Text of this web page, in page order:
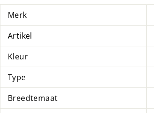
Merk
Artikel
Kleur
Type
Breedtemaat